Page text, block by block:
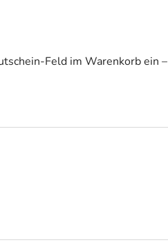
Feld im Warenkorb ein –